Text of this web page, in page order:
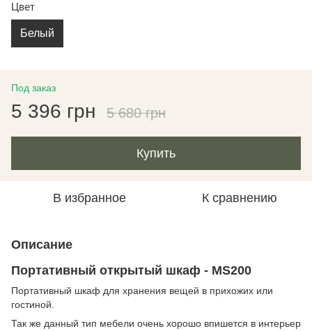
Цвет
Белый
Под заказ
5 396 грн 5 680 грн
Купить
В избранное К сравнению
Описание
Портативный открытый шкаф - MS200
Портативный шкаф для хранения вещей в прихожих или
гостиной.
Так же данный тип мебели очень хорошо впишется в интерьер